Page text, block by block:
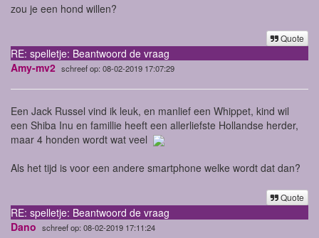
zou je een hond willen?
Quote
RE: spelletje: Beantwoord de vraag
Amy-mv2 schreef op: 08-02-2019 17:07:29
Een Jack Russel vind ik leuk, en manlief een Whippet, kind wil
een Shiba Inu en famillie heeft een allerliefste Hollandse herder,
maar 4 honden wordt wat veel
Als het tijd is voor een andere smartphone welke wordt dat dan?
Quote
RE: spelletje: Beantwoord de vraag
Dano schreef op: 08-02-2019 17:11:24